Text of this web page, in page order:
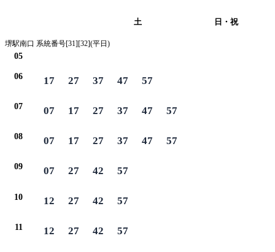
土 日・祝
堺駅南口 系統番号[31][32](平日)
05
06 17 27 37 47 57
07 07 17 27 37 47 57
08 07 17 27 37 47 57
09 07 27 42 57
10 12 27 42 57
11 12 27 42 57